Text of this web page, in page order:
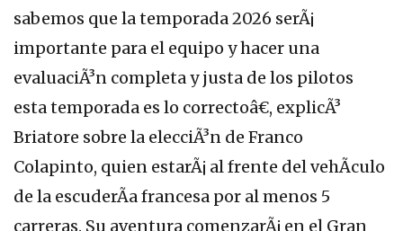
sabemos que la temporada 2026 serÃ¡
importante para el equipo y hacer una
evaluaciÃ³n completa y justa de los pilotos
esta temporada es lo correctoâ€, explicÃ³
Briatore sobre la elecciÃ³n de Franco
Colapinto, quien estarÃ¡ al frente del vehÃ­culo
de la escuderÃ­a francesa por al menos 5
carreras. Su aventura comenzarÃ¡ en el Gran